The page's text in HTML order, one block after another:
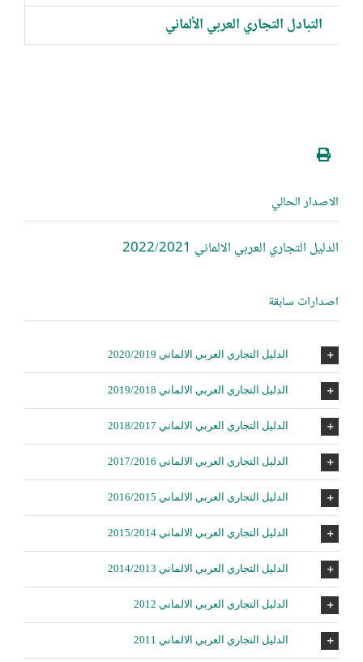
الاصدار الحالي
الدليل التجاري العربي الالماني 2022/2021
اصدارات سابقة
الدليل التجاري العربي الالماني 2020/2019
الدليل التجاري العربي الالماني 2019/2018
الدليل التجاري العربي الالماني 2018/2017
الدليل التجاري العربي الالماني 2017/2016
الدليل التجاري العربي الالماني 2016/2015
الدليل التجاري العربي الالماني 2015/2014
الدليل التجاري العربي الالماني 2014/2013
الدليل التجاري العربي الالماني 2012
الدليل التجاري العربي الالماني 2011
التبادل التجاري العربي الألماني